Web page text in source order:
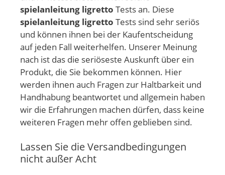
spielanleitung ligretto Tests an. Diese
spielanleitung ligretto Tests sind sehr seriös
und können ihnen bei der Kaufentscheidung
auf jeden Fall weiterhelfen. Unserer Meinung
nach ist das die seriöseste Auskunft über ein
Produkt, die Sie bekommen können. Hier
werden ihnen auch Fragen zur Haltbarkeit und
Handhabung beantwortet und allgemein haben
wir die Erfahrungen machen dürfen, dass keine
weiteren Fragen mehr offen geblieben sind.
Lassen Sie die Versandbedingungen
nicht außer Acht